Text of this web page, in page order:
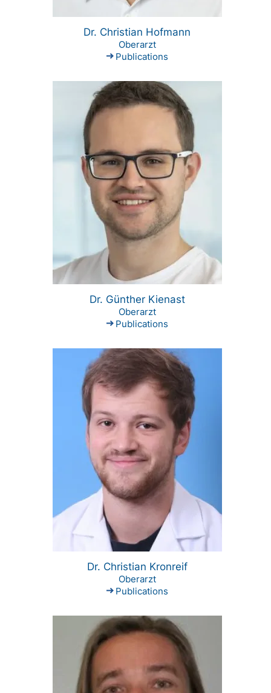
Dr. Christian Hofmann
Oberarzt
Publications
Dr. Günther Kienast
Oberarzt
Publications
Dr. Christian Kronreif
Oberarzt
Publications